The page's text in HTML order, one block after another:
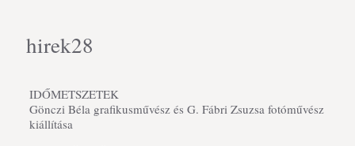
hirek28
IDŐMETSZETEK
Gönczi Béla grafikusművész és G. Fábri Zsuzsa fotóművész
kiállítása